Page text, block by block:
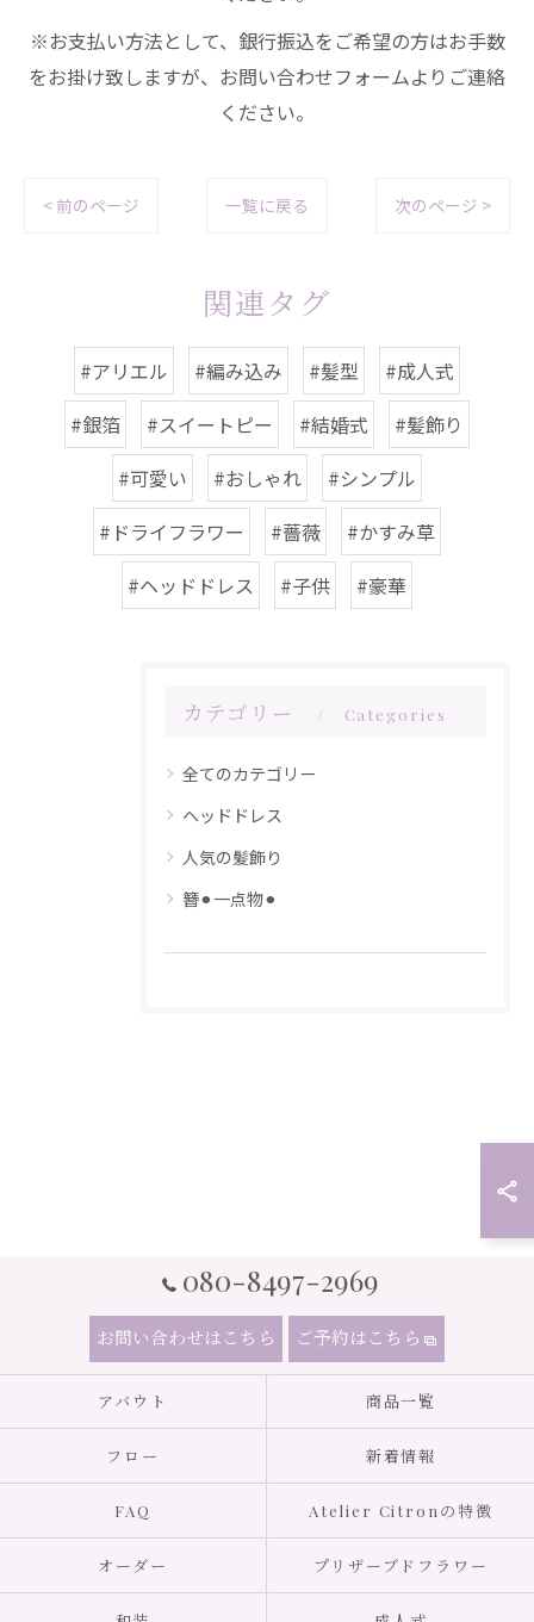
※お支払い方法として、銀行振込をご希望の方はお手数
をお掛け致しますが、お問い合わせフォームよりご連絡
ください。
< 前のページ 一覧に戻る 次のページ >
関連タグ
#アリエル #編み込み #髪型
#成人式
#銀箔
#スイートピー #結婚式
#髪飾り
#可愛い
#おしゃれ
#シンプル
#ドライフラワー
#薔薇
#かすみ草
#ヘッドドレス
#子供 #豪華
カテゴリー Categories
全てのカテゴリー
ヘッドドレス
人気の髪飾り
簪⚫︎一点物⚫︎
080-8497-2969
お問い合わせはこちら ご予約はこちら
アバウト 商品一覧
フロー 新着情報
FAQ Atelier Citronの特徴
オーダー プリザーブドフラワー